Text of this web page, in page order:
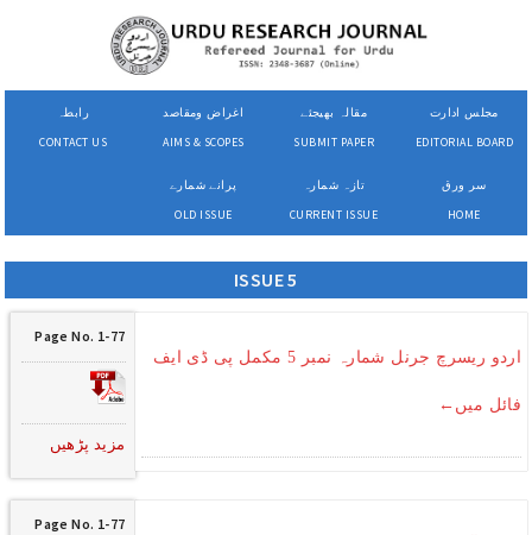
رابطہ
CONTACT US
اغراض ومقاصد
AIMS & SCOPES
مقالہ بھیجئے
SUBMIT PAPER
مجلس ادارت
EDITORIAL BOARD
پرانے شمارے
OLD ISSUE
تازہ شمارہ
CURRENT ISSUE
سر ورق
HOME
ISSUE 5
اردو ریسرچ جرنل شمارہ نمبر 5 مکمل پی ڈی ایف
فائل میں←
Page No. 1-77
مزید پڑھیں
Page No. 1-77